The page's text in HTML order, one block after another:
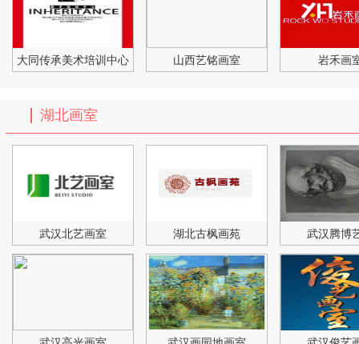
大同传承美术培训中心 山西艺铭画室 岩禾画
湖北画室
武汉北艺画室 湖北古枫画苑 武汉腾博